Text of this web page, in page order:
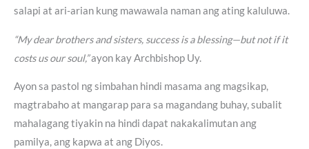
salapi at ari-arian kung mawawala naman ang ating kaluluwa.
“My dear brothers and sisters, success is a blessing—but not if it
costs us our soul,”ayon kay Archbishop Uy.
Ayon sa pastol ng simbahan hindi masama ang magsikap,
magtrabaho at mangarap para sa magandang buhay, subalit
mahalagang tiyakin na hindi dapat nakakalimutan ang
pamilya, ang kapwa at ang Diyos.